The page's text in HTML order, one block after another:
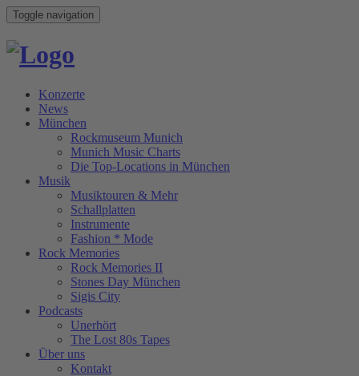
Toggle navigation
Konzerte
News
München
Rockmuseum Munich
Munich Music Charts
Die Top-Locations in München
Musik
Musiktouren & Mehr
Schallplatten
Instrumente
Fashion * Mode
Rock Memories
Rock Memories II
Stones Day München
Sigis City
Podcasts
Unerhört
The Lost 80s Tapes
Über uns
Kontakt